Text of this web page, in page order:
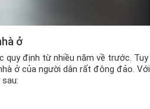
ở
quy định từ nhiều năm về trước. Tuy
ở của người dân rất đông đảo. Với